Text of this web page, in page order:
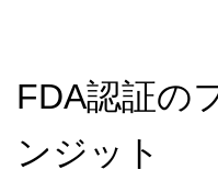
FDA認証の
ンジット